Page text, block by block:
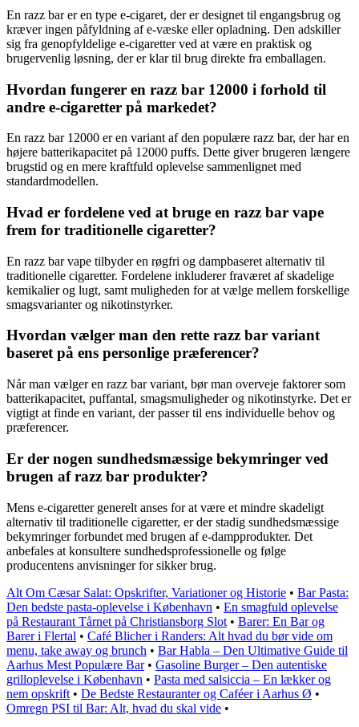
En razz bar er en type e-cigaret, der er designet til engangsbrug og
kræver ingen påfyldning af e-væske eller opladning. Den adskiller
sig fra genopfyldelige e-cigaretter ved at være en praktisk og
brugervenlig løsning, der er klar til brug direkte fra emballagen.
Hvordan fungerer en razz bar 12000 i forhold til
andre e-cigaretter på markedet?
En razz bar 12000 er en variant af den populære razz bar, der har en
højere batterikapacitet på 12000 puffs. Dette giver brugeren længere
brugstid og en mere kraftfuld oplevelse sammenlignet med
standardmodellen.
Hvad er fordelene ved at bruge en razz bar vape
frem for traditionelle cigaretter?
En razz bar vape tilbyder en røgfri og dampbaseret alternativ til
traditionelle cigaretter. Fordelene inkluderer fraværet af skadelige
kemikalier og lugt, samt muligheden for at vælge mellem forskellige
smagsvarianter og nikotinstyrker.
Hvordan vælger man den rette razz bar variant
baseret på ens personlige præferencer?
Når man vælger en razz bar variant, bør man overveje faktorer som
batterikapacitet, puffantal, smagsmuligheder og nikotinstyrke. Det er
vigtigt at finde en variant, der passer til ens individuelle behov og
præferencer.
Er der nogen sundhedsmæssige bekymringer ved
brugen af razz bar produkter?
Mens e-cigaretter generelt anses for at være et mindre skadeligt
alternativ til traditionelle cigaretter, er der stadig sundhedsmæssige
bekymringer forbundet med brugen af e-dampprodukter. Det
anbefales at konsultere sundhedsprofessionelle og følge
producentens anvisninger for sikker brug.
Alt Om Cæsar Salat: Opskrifter, Variationer og Historie • Bar Pasta:
Den bedste pasta-oplevelse i København • En smagfuld oplevelse
på Restaurant Tårnet på Christiansborg Slot • Barer: En Bar og
Barer i Flertal • Café Blicher i Randers: Alt hvad du bør vide om
menu, take away og brunch • Bar Habla – Den Ultimative Guide til
Aarhus Mest Populære Bar• Gasoline Burger – Den autentiske
grilloplevelse i København • Pasta med salsiccia – En lækker og
nem opskrift • De Bedste Restauranter og Caféer i Aarhus Ø •
Omregn PSI til Bar: Alt, hvad du skal vide •